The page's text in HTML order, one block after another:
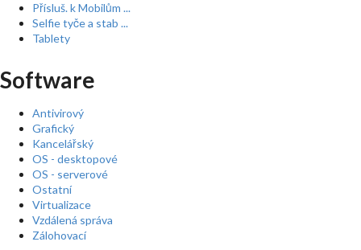
Přísluš. k Mobilům ...
Selfie tyče a stab ...
Tablety
Software
Antivirový
Grafický
Kancelářský
OS - desktopové
OS - serverové
Ostatní
Virtualizace
Vzdálená správa
Zálohovací